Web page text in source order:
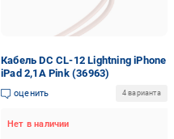
Кабель DC CL-12 Lightning iPhone
iPad 2,1A Pink (36963)
оценить 4 варианта
Нет в наличии